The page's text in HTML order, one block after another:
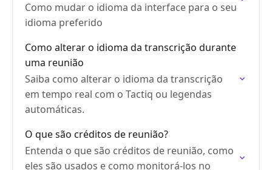
Como mudar o idioma da interface para o seu
idioma preferido
Como alterar o idioma da transcrição durante
uma reunião
Saiba como alterar o idioma da transcrição
em tempo real com o Tactiq ou legendas
automáticas.
O que são créditos de reunião?
Entenda o que são créditos de reunião, como
eles são usados e como monitorá-los no